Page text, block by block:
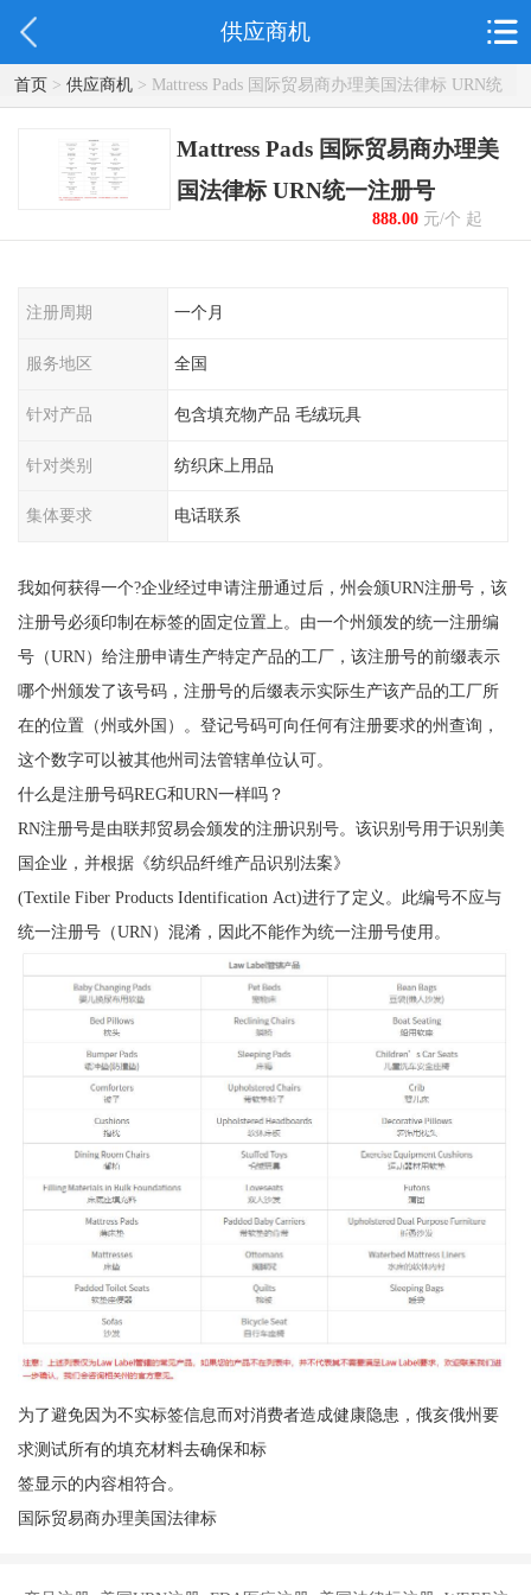
供应商机
首页> 供应商机> Mattress Pads 国际贸易商办理美国法律标 URN统
一注册号
Mattress Pads 国际贸易商办理美
国法律标 URN统一注册号
888.00元/个 起
注册周期 一个月
服务地区 全国
针对产品 包含填充物产品 毛绒玩具
针对类别 纺织床上用品
集体要求 电话联系
我如何获得一个?企业经过申请注册通过后，州会颁URN注册号，该
注册号必须印制在标签的固定位置上。由一个州颁发的统一注册编
号（URN）给注册申请生产特定产品的工厂，该注册号的前缀表示
哪个州颁发了该号码，注册号的后缀表示实际生产该产品的工厂所
在的位置（州或外国）。登记号码可向任何有注册要求的州查询，
这个数字可以被其他州司法管辖单位认可。
什么是注册号码REG和URN一样吗？
RN注册号是由联邦贸易会颁发的注册识别号。该识别号用于识别美
国企业，并根据《纺织品纤维产品识别法案》
(Textile Fiber Products Identification Act)进行了定义。此编号不应与
统一注册号（URN）混淆，因此不能作为统一注册号使用。
为了避免因为不实标签信息而对消费者造成健康隐患，俄亥俄州要
求测试所有的填充材料去确保和标
签显示的内容相符合。
国际贸易商办理美国法律标